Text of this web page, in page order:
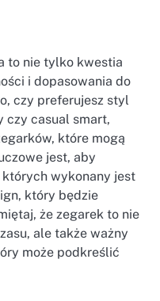
to nie tylko kwestia
i dopasowania do
czy preferujesz styl
czy casual smart,
które mogą
jest, aby
których wykonany jest
który będzie
że zegarek to nie
ale także ważny
może podkreślić